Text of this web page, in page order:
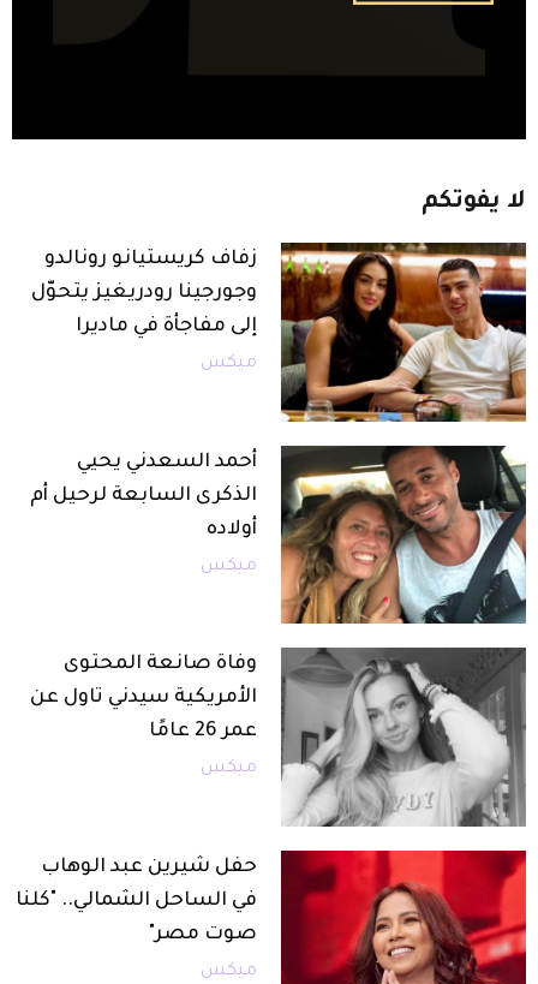
لا يفوتكم
زفاف كريستيانو رونالدو
وجورجينا رودريغيز يتحوّل
إلى مفاجأة في ماديرا
ميكس
أحمد السعدني يحيي
الذكرى السابعة لرحيل أم
أولاده
ميكس
وفاة صانعة المحتوى
الأمريكية سيدني تاول عن
عمر 26 عامًا
ميكس
حفل شيرين عبد الوهاب
في الساحل الشمالي.. "كلنا
صوت مصر"
ميكس